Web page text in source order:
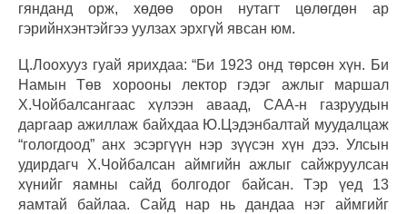
гянданд орж, хөдөө орон нутагт цөлөгдөн ар
гэрийнхэнтэйгээ уулзах эрхгүй явсан юм.
Ц.Лоохууз гуай ярихдаа: “Би 1923 онд төрсөн хүн. Би
Намын Төв хорооны лектор гэдэг ажлыг маршал
Х.Чойбалсангаас хүлээн аваад, САА-н газруудын
даргаар ажиллаж байхдаа Ю.Цэдэнбалтай муудалцаж
“гологдоод” анх эсэргүүн нэр зүүсэн хүн дээ. Улсын
удирдагч Х.Чойбалсан аймгийн ажлыг сайжруулсан
хүнийг яамны сайд болгодог байсан. Тэр үед 13
яамтай байлаа. Сайд нар нь дандаа нэг аймгийг